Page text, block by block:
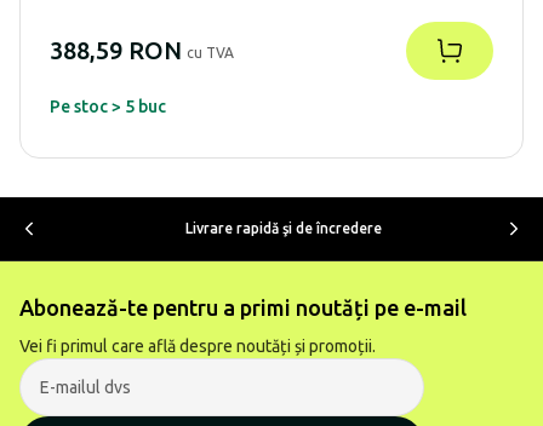
388,59 RON cu TVA
Pe stoc > 5 buc
Livrare rapidă şi de încredere
Abonează-te pentru a primi noutăți pe e-mail
Vei fi primul care află despre noutăți și promoții.